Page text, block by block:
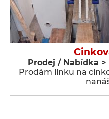
Prodej / Nabídka
Prodám linku na